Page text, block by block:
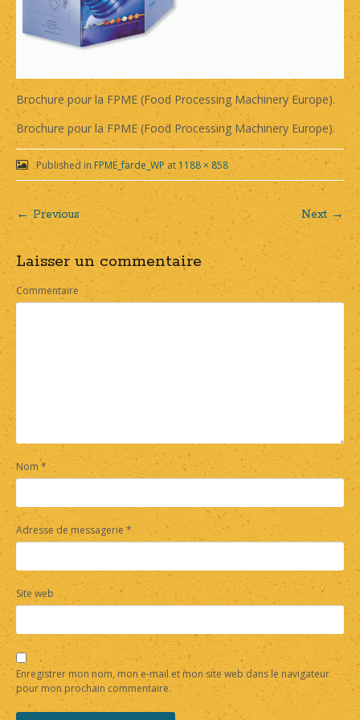
Brochure pour la FPME (Food Processing Machinery Europe).
Brochure pour la FPME (Food Processing Machinery Europe).
Published in FPME_farde_WP at 1188 × 858
Post
navigation
← Previous Next →
Laisser un commentaire
Commentaire
Nom *
Adresse de messagerie *
Site web
Enregistrer mon nom, mon e-mail et mon site web dans le navigateur
pour mon prochain commentaire.